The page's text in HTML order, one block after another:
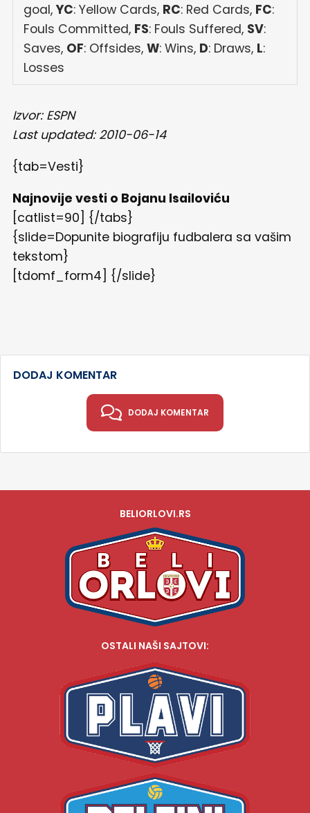
goal, YC: Yellow Cards, RC: Red Cards, FC:
Fouls Committed, FS: Fouls Suffered, SV:
Saves, OF: Offsides, W: Wins, D: Draws, L:
Losses
Izvor: ESPN
Last updated: 2010-06-14
{tab=Vesti}
Najnovije vesti o Bojanu Isailoviću
[catlist=90] {/tabs}
{slide=Dopunite biografiju fudbalera sa vašim
tekstom}
[tdomf_form4] {/slide}
DODAJ KOMENTAR
DODAJ KOMENTAR
BELIORLOVI.RS
OSTALI NAŠI SAJTOVI: